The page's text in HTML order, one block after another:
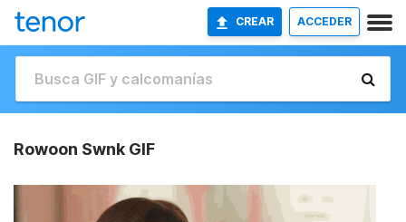
CREAR ACCEDER
Rowoon Swnk GIF